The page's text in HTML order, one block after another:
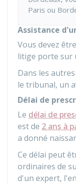
Paris ou
Assistance
Vous devez
litige porte sur
Dans les
le tribunal, un
Délai de
Le délai de
est de 2 ans à
a donné
Ce délai peut
ordinaires de
d'un expert,